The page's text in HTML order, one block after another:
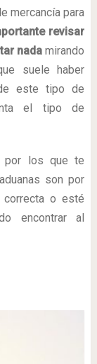
mercancía para
revisar
nada mirando
suele haber
este tipo de
el tipo de
por los que te
son por
correcta o esté
encontrar al